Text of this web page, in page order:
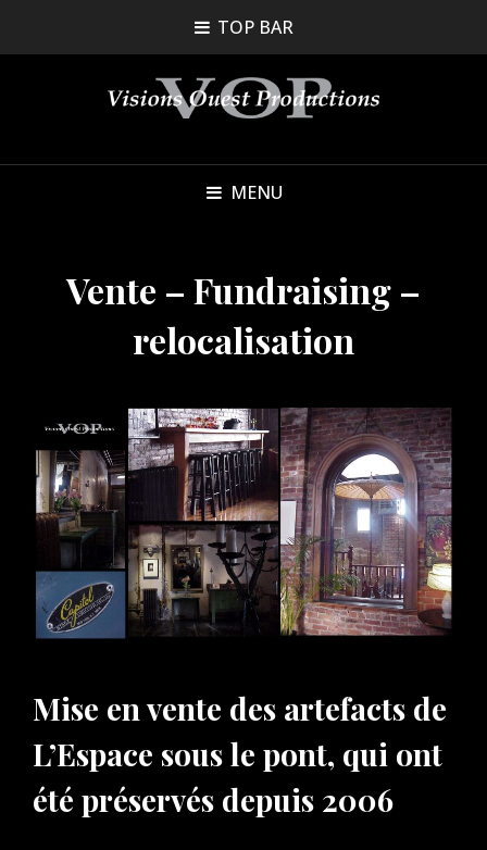
TOP BAR
MENU
Vente – Fundraising –
relocalisation
Mise en vente des artefacts de
L’Espace sous le pont, qui ont
été préservés depuis 2006